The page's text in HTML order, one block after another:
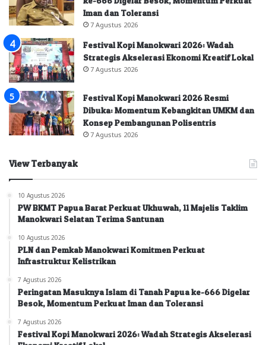
Iman dan Toleransi
7 Agustus 2026
Festival Kopi Manokwari 2026: Wadah
Strategis Akselerasi Ekonomi Kreatif Lokal
7 Agustus 2026
Festival Kopi Manokwari 2026 Resmi
Dibuka: Momentum Kebangkitan UMKM dan
Konsep Pembangunan Polisentris
7 Agustus 2026
View Terbanyak
10 Agustus 2026
PW BKMT Papua Barat Perkuat Ukhuwah, 11 Majelis Taklim
Manokwari Selatan Terima Santunan
10 Agustus 2026
PLN dan Pemkab Manokwari Komitmen Perkuat
Infrastruktur Kelistrikan
7 Agustus 2026
Peringatan Masuknya Islam di Tanah Papua ke-666 Digelar
Besok, Momentum Perkuat Iman dan Toleransi
7 Agustus 2026
Festival Kopi Manokwari 2026: Wadah Strategis Akselerasi